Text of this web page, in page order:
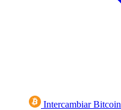
Intercambiar Bitcoin